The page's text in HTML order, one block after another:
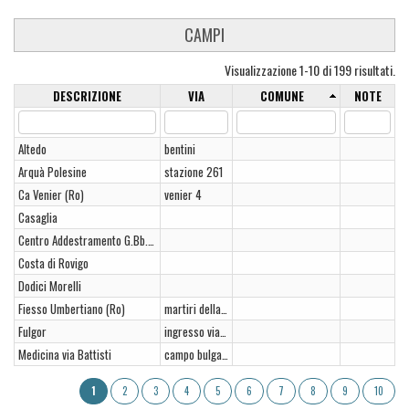
CAMPI
Visualizzazione 1-10 di 199 risultati.
DESCRIZIONE VIA COMUNE NOTE
Altedo
bentini
Arquà Polesine
stazione 261
Ca Venier (Ro)
venier 4
Casaglia
Centro Addestramento G.Bb.fabbri
Costa di Rovigo
Dodici Morelli
Fiesso Umbertiano (Ro)
martiri della libertà
Fulgor
ingresso via gramicia
Medicina via Battisti
campo bulgarelli
1 2 3 4 5 6 7 8 9 10